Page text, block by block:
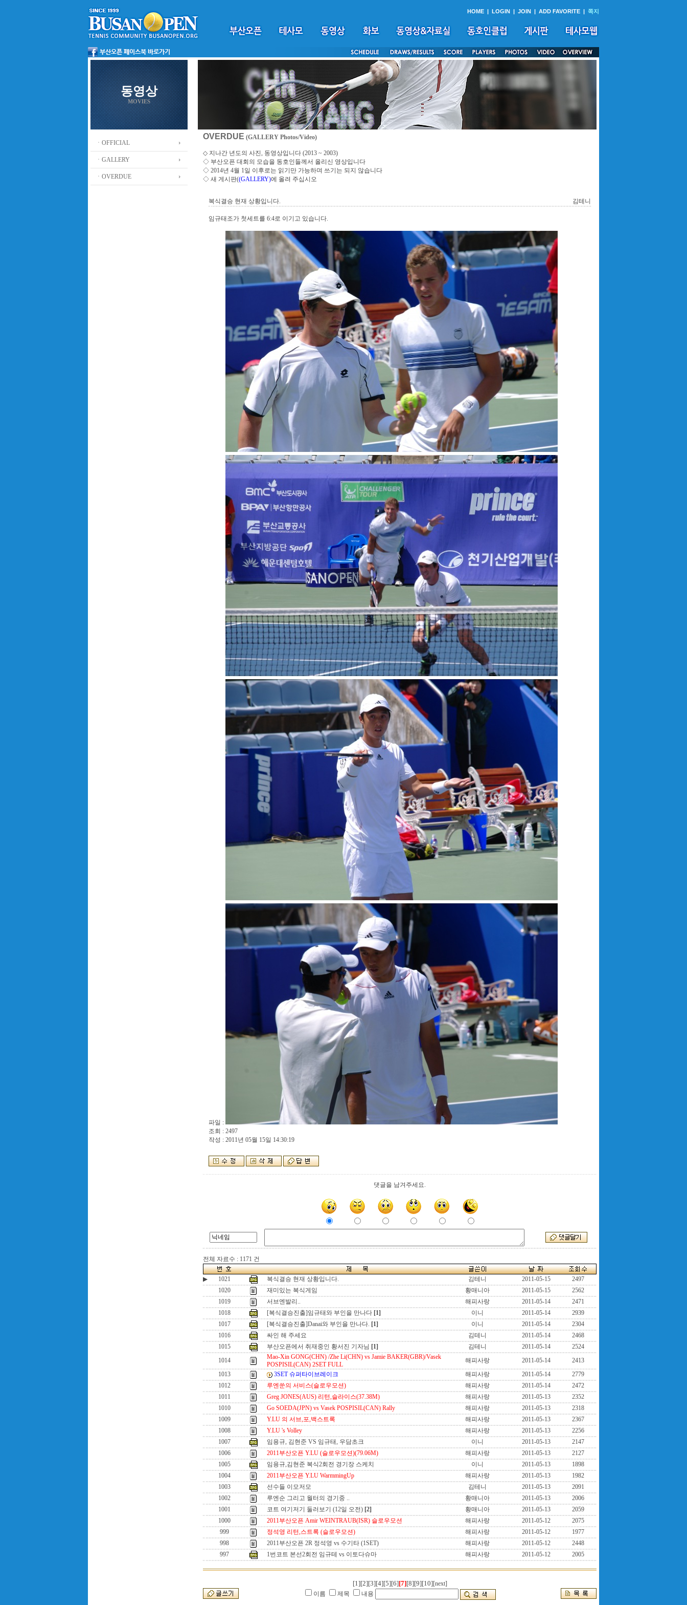
HOME | LOGIN | JOIN | ADD FAVORITE | 쪽지
동영상
MOVIES
ㆍOFFICIAL
ㆍGALLERY
ㆍOVERDUE
OVERDUE (GALLERY Photos/Video)
◇ 지나간 년도의 사진, 동영상입니다 (2013 ~ 2003)
◇ 부산오픈 대회의 모습을 동호인들께서 올리신 영상입니다
◇ 2014년 4월 1일 이후로는 읽기만 가능하며 쓰기는 되지 않습니다
◇ 새 게시판((GALLERY)에 올려 주십시오
복식결승 현재 상황입니다. 김테니
임규태조가 첫세트를 6:4로 이기고 있습니다.
파일 :
조회 : 2497
작성 : 2011년 05월 15일 14:30:19
댓글을 남겨주세요.
전체 자료수 : 1171 건
▶ 1021 복식결승 현재 상황입니다. 김테니 2011-05-15
2497
1020
재미있는 복식게임 황매니아 2011-05-15
2562
1019
서브엔발리.. 해피사랑 2011-05-14
2471
1018
[복식결승진출]임규태와 부인을 만나다 [1] 이니 2011-05-14
2939
1017
[복식결승진출]Danai와 부인을 만나다. [1] 이니 2011-05-14
2304
1016
싸인 해 주세요 김테니 2011-05-14
2468
1015
부산오픈에서 취재중인 황서진 기자님 [1] 김테니 2011-05-14
2524
1014
Mao-Xin GONG(CHN) /Zhe Li(CHN) vs Jamie BAKER(GBR)/Vasek
POSPISIL(CAN) 2SET FULL
해피사랑 2011-05-14
2413
1013
3SET 슈퍼타이브레이크 해피사랑 2011-05-14
2779
1012
루엔쑨의 서비스(슬로우모션) 해피사랑 2011-05-14
2472
1011
Greg JONES(AUS) 리턴,슬라이스(37.38M) 해피사랑 2011-05-13
2352
1010
Go SOEDA(JPN) vs Vasek POSPISIL(CAN) Rally 해피사랑 2011-05-13
2318
1009
Y.LU 의 서브,포,백스트록 해피사랑 2011-05-13
2367
1008
Y.LU 's Volley 해피사랑 2011-05-13
2256
1007
임용규, 김현준 VS 임규태, 우담초크 이니 2011-05-13
2147
1006
2011부산오픈 Y.LU (슬로우모션)(79.06M) 해피사랑 2011-05-13
2127
1005
임용규,김현준 복식2회전 경기장 스케치 이니 2011-05-13
1898
1004
2011부산오픈 Y.LU WarmmingUp 해피사랑 2011-05-13
1982
1003
선수들 이모저모 김테니 2011-05-13
2091
1002
루엔순 그리고 월터의 경기중 .. 황매니아 2011-05-13
2006
1001
코트 여기저기 둘러보기 (12일 오전) [2] 황매니아 2011-05-13
2059
1000
2011부산오픈 Amir WEINTRAUB(ISR) 슬로우모션 해피사랑 2011-05-12
2075
999
정석영 리턴,스트록 (슬로우모션) 해피사랑 2011-05-12
1977
998
2011부산오픈 2R 정석영 vs 수기타 (1SET) 해피사랑 2011-05-12
2448
997
1번코트 본선2회전 임규테 vs 이토다슈마 해피사랑 2011-05-12 2005
[1][2][3][4][5][6][7][8][9][10][next]
이름
제목 내용